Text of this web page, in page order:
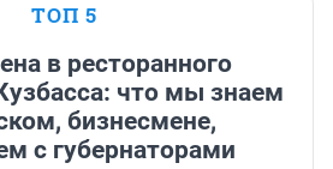
ТОП 5
в ресторанного
что мы знаем
бизнесмене,
с губернаторами